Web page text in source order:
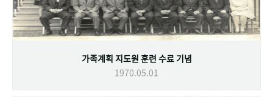
가족계획 지도원 훈련 수료 기념
1970.05.01